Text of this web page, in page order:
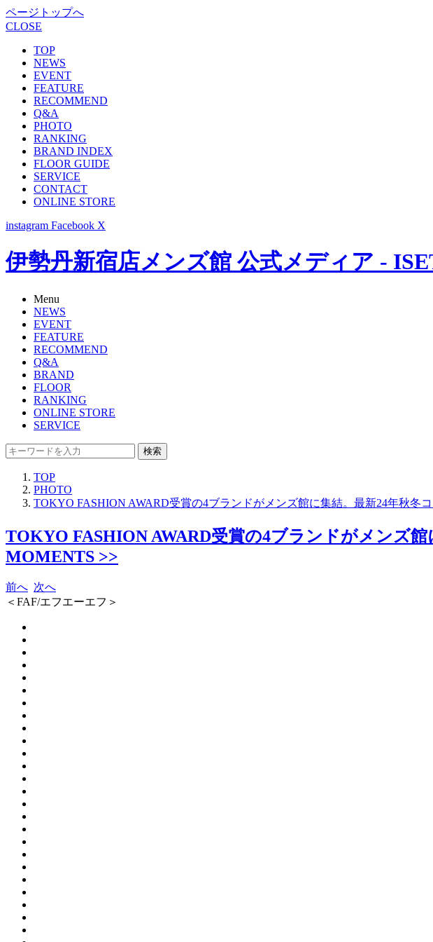
ページトップへ
CLOSE
TOP
NEWS
EVENT
FEATURE
RECOMMEND
Q&A
PHOTO
RANKING
BRAND INDEX
FLOOR GUIDE
SERVICE
CONTACT
ONLINE STORE
instagram Facebook X
伊勢丹新宿店メンズ館 公式メディア -
Menu
NEWS
EVENT
FEATURE
RECOMMEND
Q&A
BRAND
FLOOR
RANKING
ONLINE STORE
SERVICE
検索
TOP
PHOTO
TOKYO FASHION AWARD受賞の4ブランドがメンズ館に集結。最新24年秋冬
TOKYO FASHION AWARD受賞の4ブランドがメンズ
MOMENTS >>
前へ 次へ
＜FAF/エフエーエフ＞